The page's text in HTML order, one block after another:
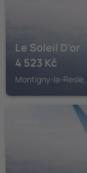
Le Soleil D'or
4 523 Kč
Montigny-la-